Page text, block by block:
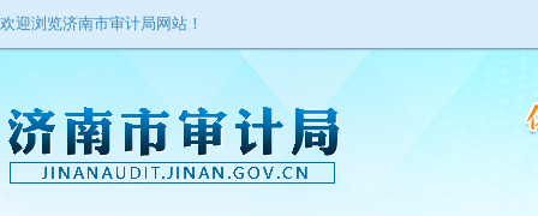
欢迎浏览济南市审计局网站！